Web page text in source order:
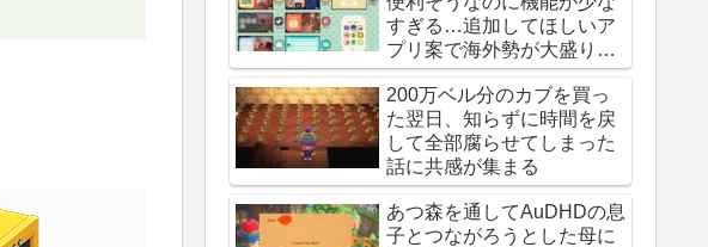
すぎる…追加してほしいア
プリ案で海外勢が大盛り上
がり
200万ベル分のカブを買っ
た翌日、知らずに時間を戻
して全部腐らせてしまった
話に共感が集まる
あつ森を通してAuDHDの息
子とつながろうとした母に